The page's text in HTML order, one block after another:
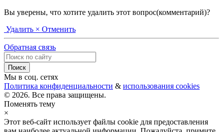
Вы уверены, что хотите удалить этот вопрос(комментарий)?
Удалить × Отменить
Обратная связь
Мы в соц. сетях
Политика конфиденциальности & использования cookies
© 2026. Все права защищены.
Поменять тему
×
Этот веб-сайт использует файлы cookie для предоставления